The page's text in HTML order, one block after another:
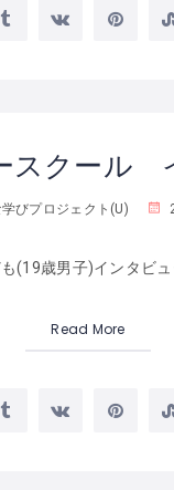
スクール
びプロジェクト(U)
(19歳男子)インタビュ
Read More